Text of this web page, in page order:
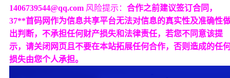
1406739544@qq.com 风险提示： 合作之前建议签订合同，
37**首码网作为信息共享平台无法对信息的真实性及准确性
出判断，不承担任何财产损失和法律责任，若您不同意该提
示，请关闭网页且不要在本站拓展任何合作，否则造成的任
损失由您个人承担。